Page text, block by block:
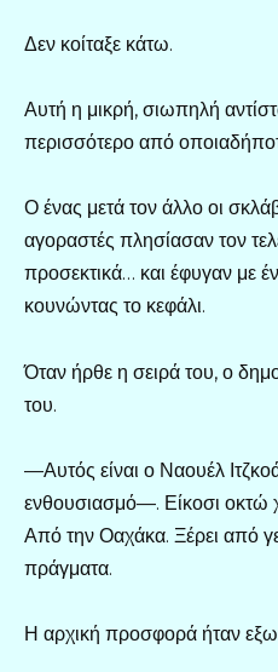
Δεν κοίταξε κάτω.
Αυτή η μικρή, σιωπηλή
περισσότερο από
Ο ένας μετά τον άλλο οι
αγοραστές πλησίασαν τον
προσεκτικά… και έφυγαν με
κουνώντας το κεφάλι.
Όταν ήρθε η σειρά του, ο
του.
—Αυτός είναι ο Ναουέλ
ενθουσιασμό—. Είκοσι οκτώ
Από την Οαχάκα. Ξέρει από
πράγματα.
Η αρχική προσφορά ήταν